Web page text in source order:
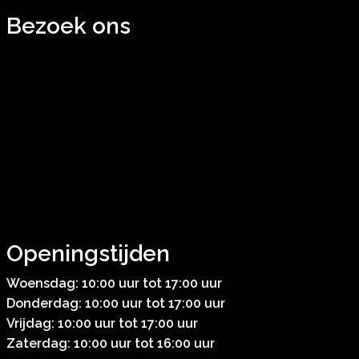
Bezoek ons
Openingstijden
Woensdag: 10:00 uur tot 17:00 uur
Donderdag: 10:00 uur tot 17:00 uur
Vrijdag: 10:00 uur tot 17:00 uur
Zaterdag: 10:00 uur tot 16:00 uur